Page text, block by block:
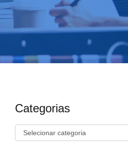
Categorias
Categorias